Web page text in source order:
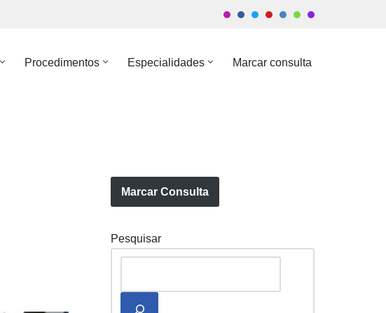
Procedimentos Especialidades Marcar consulta
Marcar Consulta
Pesquisar